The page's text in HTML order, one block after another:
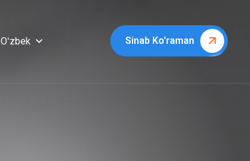
Oʻzbek Sinab Ko'raman